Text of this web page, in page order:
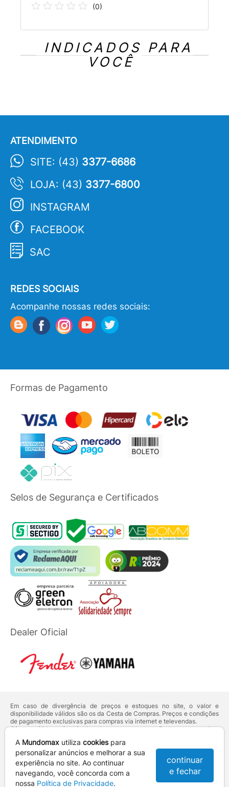
(0)
INDICADOS PARA
VOCÊ
ATENDIMENTO
SITE: (43) 3377-6686
LOJA: (43) 3377-6800
INSTAGRAM
FACEBOOK
SAC
REDES SOCIAIS
Acompanhe nossas redes sociais:
Formas de Pagamento
Selos de Segurança e Certificados
Dealer Oficial
Em caso de divergência de preços e estoques no site, o valor e
disponibilidade válidos são os da Cesta de Compras. Preços e condições
de pagamento exclusivas para compras via internet e televendas.
Ofertas válidas até o término de nossos estoques. Para compras acima
deVenda Corporativa.
Os preços apresentados no site prevalecem sobre outros anunciados em
qualquer outro meio de comunicação ou sites de buscas. Código de
Defesa do Consumidor:Lei nº 8.078.
Vendas sujeitas à confirmação de dados e análises de crédito e risco.
A Mundomax utiliza cookiespara
personalizar anúncios e melhorar a sua
experiência no site. Ao continuar
navegando, você concorda com a
nossa Política de Privacidade.
continuar
e fechar